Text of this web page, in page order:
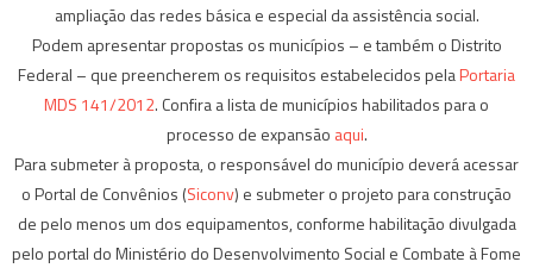
ampliação das redes básica e especial da assistência social.
Podem apresentar propostas os municípios – e também o Distrito
Federal – que preencherem os requisitos estabelecidos pelaPortaria
MDS 141/2012. Confira a lista de municípios habilitados para o
processo de expansão aqui.
Para submeter à proposta, o responsável do município deverá acessar
o Portal de Convênios (Siconv) e submeter o projeto para construção
de pelo menos um dos equipamentos, conforme habilitação divulgada
pelo portal do Ministério do Desenvolvimento Social e Combate à Fome